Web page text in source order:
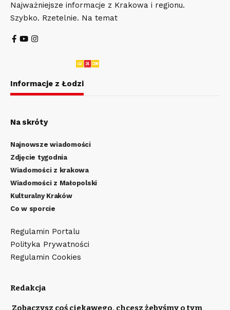
Najważniejsze informacje z Krakowa i regionu.
Szybko. Rzetelnie. Na temat
Informacje z Łodzi
Na skróty
Najnowsze wiadomości
Zdjęcie tygodnia
Wiadomości z krakowa
Wiadomości z Małopolski
Kulturalny Kraków
Co w sporcie
Regulamin Portalu
Polityka Prywatności
Regulamin Cookies
Redakcja
Zobaczysz coś ciekawego, chcesz żebyśmy o tym